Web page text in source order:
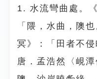
1. 水流彎曲處。
「隈，水曲，隩
冥》：「田者不侵
唐．孟浩然〈峴